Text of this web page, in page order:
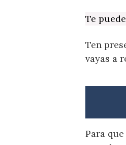
Te
Ten
vayas a
Para